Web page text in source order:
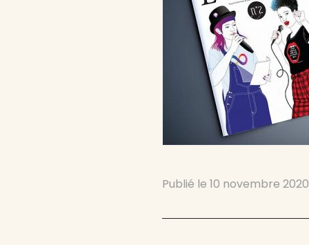
Publié le10 novembre 2020